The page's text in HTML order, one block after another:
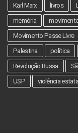
Karl Marx
livros
memória
Movimento Passe Livre
Palestina
política
Revolução Russa
USP
violência estatal